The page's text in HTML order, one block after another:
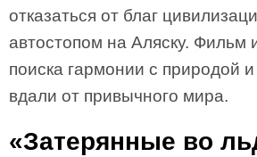
отказаться от благ
автостопом на Аляску. Фильм
поиска гармонии с природой
вдали от привычного мира.
«Затерянные во